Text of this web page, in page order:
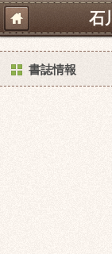
石
書誌情報